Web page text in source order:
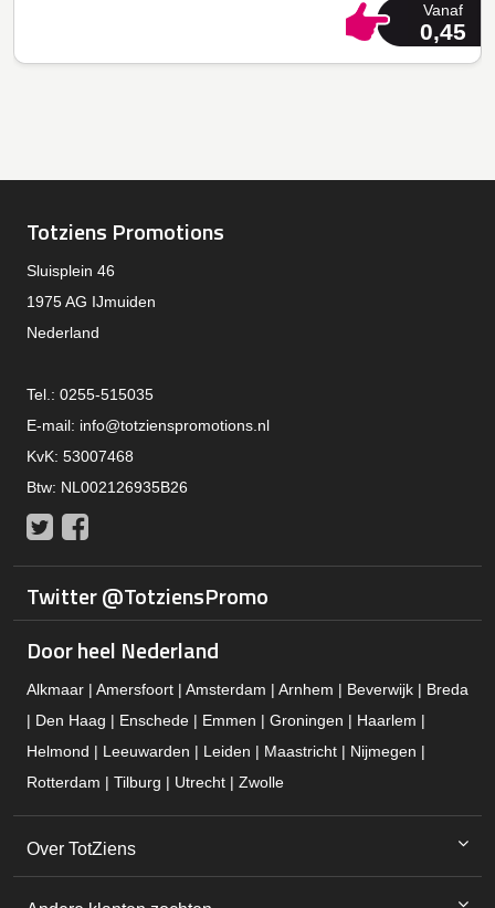
Vanaf
0,45
Totziens Promotions
Sluisplein 46
1975 AG IJmuiden
Nederland
Tel.: 0255-515035
E-mail: info@totzienspromotions.nl
KvK: 53007468
Btw: NL002126935B26
Twitter
Twitter @TotziensPromo
Door heel Nederland
Alkmaar | Amersfoort | Amsterdam | Arnhem | Beverwijk | Breda
| Den Haag | Enschede | Emmen | Groningen | Haarlem |
Helmond | Leeuwarden | Leiden | Maastricht | Nijmegen |
Rotterdam | Tilburg | Utrecht | Zwolle
Over TotZiens